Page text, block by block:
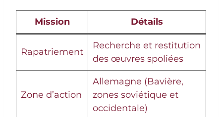
Mission Détails
Rapatriement
Recherche et restitution
des œuvres spoliées
Zone d’action
Allemagne (Bavière,
zones soviétique et
occidentale)